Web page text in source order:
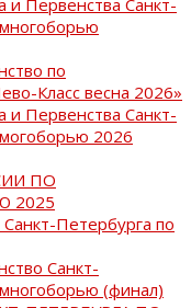
по
Класс весна 2026»
и Первенства Санкт-
2026
ПО
2025
Петербурга по
Санкт-
(финал)